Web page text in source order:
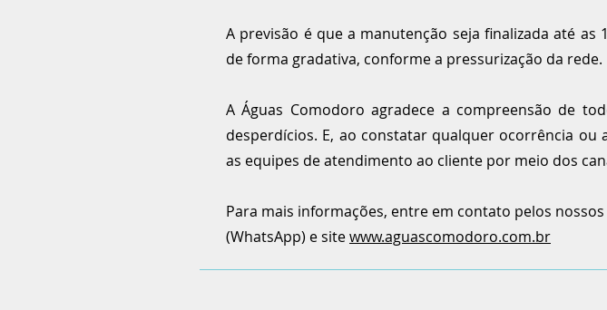
A previsão é que a manutenção seja finalizada até
de forma gradativa, conforme a pressurização da rede.
​A Águas Comodoro agradece a compreensão de
desperdícios. E, ao constatar qualquer ocorrência
as equipes de atendimento ao cliente por meio dos
Para mais informações, entre em contato pelos
(WhatsApp) e sitewww.aguascomodoro.com.br